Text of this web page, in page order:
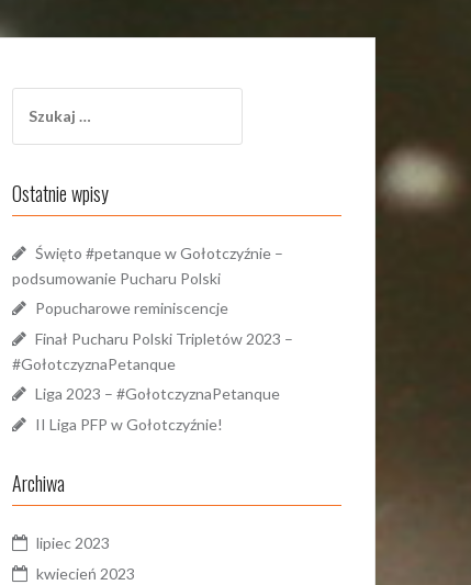
Ostatnie wpisy
Święto #petanque w Gołotczyźnie –
podsumowanie Pucharu Polski
Popucharowe reminiscencje
Finał Pucharu Polski Tripletów 2023 –
#GołotczyznaPetanque
Liga 2023 – #GołotczyznaPetanque
II Liga PFP w Gołotczyźnie!
Archiwa
lipiec 2023
kwiecień 2023